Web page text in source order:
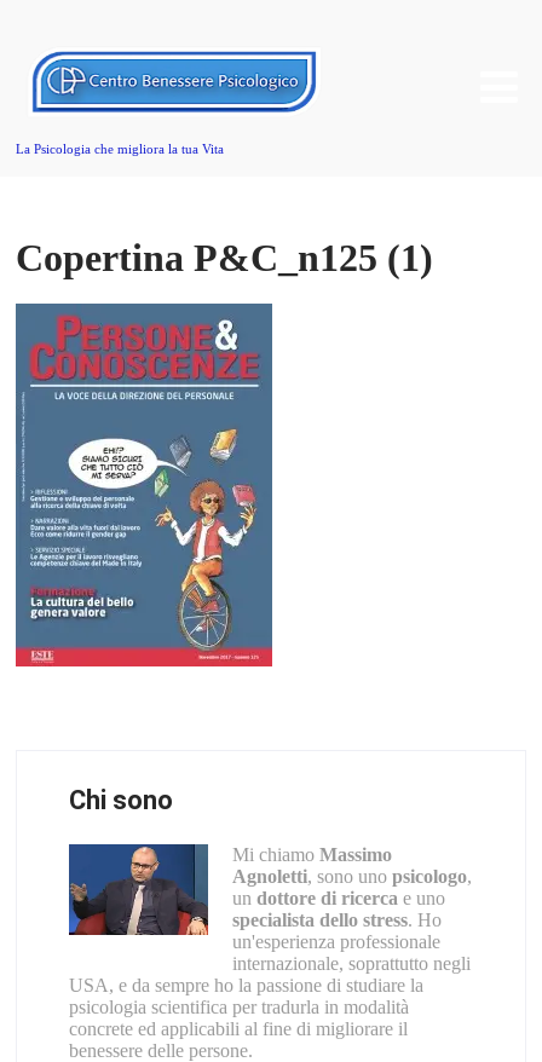
La Psicologia che migliora la tua Vita
Copertina P&C_n125 (1)
Chi sono
Mi chiamo Massimo
Agnoletti, sono uno psicologo,
un dottore di ricerca e uno
specialista dello stress. Ho
un'esperienza professionale
internazionale, soprattutto negli
USA, e da sempre ho la passione di studiare la
psicologia scientifica per tradurla in modalità
concrete ed applicabili al fine di migliorare il
benessere delle persone.